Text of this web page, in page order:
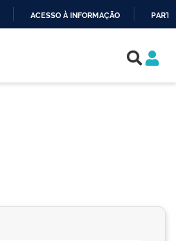
ACESSO À INFORMAÇÃO